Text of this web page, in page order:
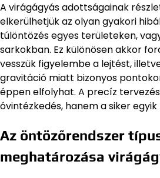
A virágágyás adottságainak
elkerülhetjük az olyan gyakori
túlöntözés egyes területeken,
sarkokban. Ez különösen akkor
vesszük figyelembe a lejtést,
gravitáció miatt bizonyos
éppen elfolyhat. A precíz
óvintézkedés, hanem a siker egyik
Az öntözőrendszer
meghatározása